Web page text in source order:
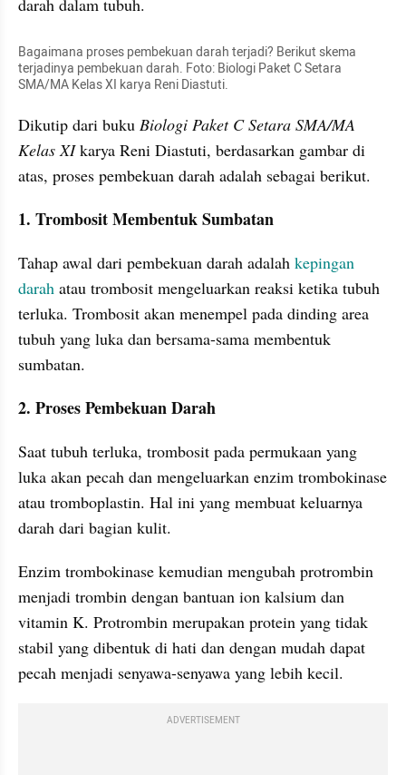
darah dalam tubuh.
Bagaimana proses pembekuan darah terjadi? Berikut skema
terjadinya pembekuan darah. Foto: Biologi Paket C Setara
SMA/MA Kelas XI karya Reni Diastuti.
Dikutip dari buku Biologi Paket C Setara SMA/MA
Kelas XI karya Reni Diastuti, berdasarkan gambar di
atas, proses pembekuan darah adalah sebagai berikut.
1. Trombosit Membentuk Sumbatan
Tahap awal dari pembekuan darah adalah kepingan
darah atau trombosit mengeluarkan reaksi ketika tubuh
terluka. Trombosit akan menempel pada dinding area
tubuh yang luka dan bersama-sama membentuk
sumbatan.
2. Proses Pembekuan Darah
Saat tubuh terluka, trombosit pada permukaan yang
luka akan pecah dan mengeluarkan enzim trombokinase
atau tromboplastin. Hal ini yang membuat keluarnya
darah dari bagian kulit.
Enzim trombokinase kemudian mengubah protrombin
menjadi trombin dengan bantuan ion kalsium dan
vitamin K. Protrombin merupakan protein yang tidak
stabil yang dibentuk di hati dan dengan mudah dapat
pecah menjadi senyawa-senyawa yang lebih kecil.
ADVERTISEMENT